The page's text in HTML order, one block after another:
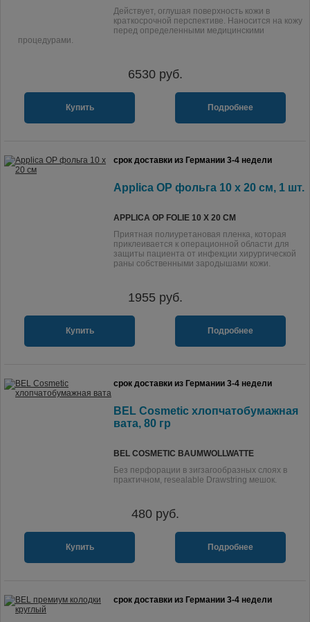
Действует, оглушая поверхность кожи в
краткосрочной перспективе. Наносится на кожу
перед определенными медицинскими
процедурами.
6530руб.
Купить Подробнее
срок доставки из Германии 3-4 недели
Applica OP фольга 10 x 20 см, 1 шт.
APPLICA OP FOLIE 10 X 20 CM
Приятная полиуретановая пленка, которая
приклеивается к операционной области для
защиты пациента от инфекции хирургической
раны собственными зародышами кожи.
1955 руб.
Купить Подробнее
срок доставки из Германии 3-4 недели
BEL Cosmetic хлопчатобумажная
вата, 80 гр
BEL COSMETIC BAUMWOLLWATTE
Без перфорации в зигзагообразных слоях в
практичном, resealable Drawstring мешок.
480руб.
Купить Подробнее
срок доставки из Германии 3-4 недели